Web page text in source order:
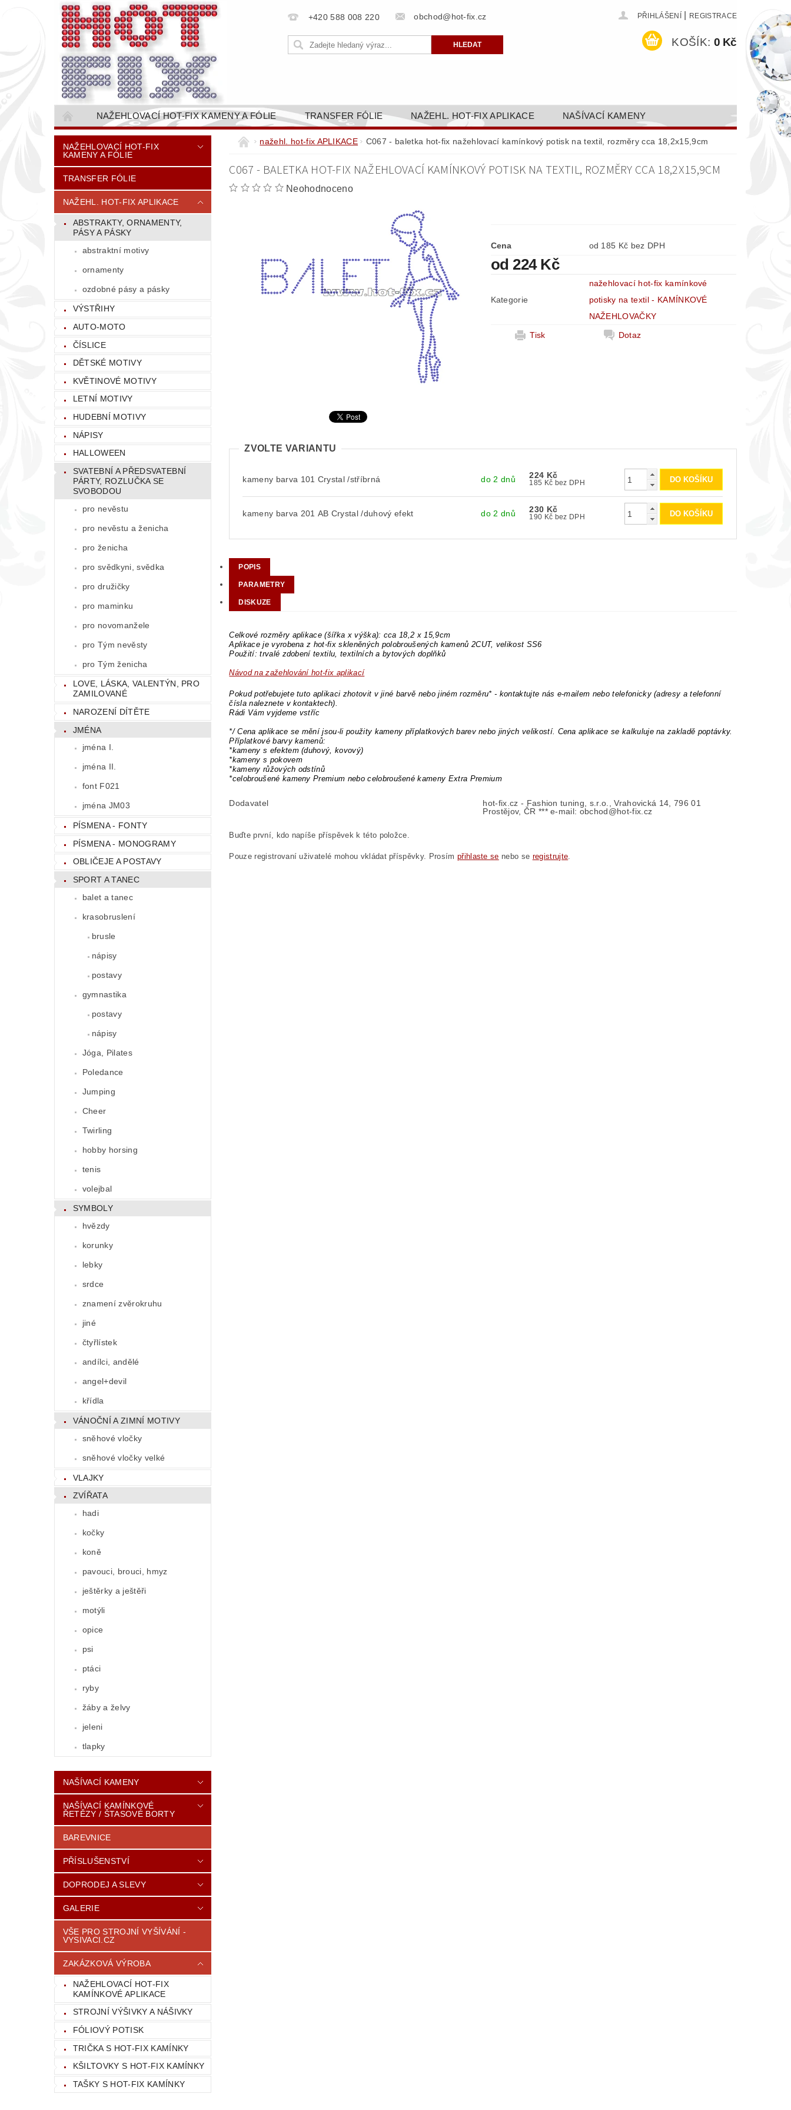
+420 588 008 220 obchod@hot-fix.cz PŘIHLÁŠENÍ REGISTRACE
KOŠÍK: 0 Kč
NAŽEHLOVACÍ HOT-FIX KAMENY A FÓLIE TRANSFER FÓLIE NAŽEHL. HOT-FIX APLIKACE NAŠÍVACÍ KAMENY
NAŠÍVACÍ KAMÍNKOVÉ ŘETĚZY / ŠTASOVÉ BORTY BAREVNICE PŘÍSLUŠENSTVÍ DOPRODEJ A SLEVY GALERIE
VŠE PRO STROJNÍ VYŠÍVÁNÍ - VYSIVACI.CZ
BAREVNICE KAMENŮ
CENÍK DOPRAVY (NÁKLADŮ EXPEDICE) PLATNÝ OD 14. 1.2025
NAŽEHLOVACÍ HOT-FIX
KAMENY A FÓLIE
TRANSFER FÓLIE
NAŽEHL. HOT-FIX APLIKACE
ABSTRAKTY, ORNAMENTY,
PÁSY A PÁSKY
abstraktní motivy
ornamenty
ozdobné pásy a pásky
VÝSTŘIHY
AUTO-MOTO
ČÍSLICE
DĚTSKÉ MOTIVY
KVĚTINOVÉ MOTIVY
LETNÍ MOTIVY
HUDEBNÍ MOTIVY
NÁPISY
HALLOWEEN
SVATEBNÍ A PŘEDSVATEBNÍ
PÁRTY, ROZLUČKA SE
SVOBODOU
pro nevěstu
pro nevěstu a ženicha
pro ženicha
pro svědkyni, svědka
pro družičky
pro maminku
pro novomanžele
pro Tým nevěsty
pro Tým ženicha
LOVE, LÁSKA, VALENTÝN, PRO
ZAMILOVANÉ
NAROZENÍ DÍTĚTE
JMÉNA
jména I.
jména II.
font F021
jména JM03
PÍSMENA - FONTY
PÍSMENA - MONOGRAMY
OBLIČEJE A POSTAVY
SPORT A TANEC
balet a tanec
krasobruslení
brusle
nápisy
postavy
gymnastika
postavy
nápisy
Jóga, Pilates
Poledance
Jumping
Cheer
Twirling
hobby horsing
tenis
volejbal
SYMBOLY
hvězdy
korunky
lebky
srdce
znamení zvěrokruhu
jiné
čtyřlístek
andílci, andělé
angel+devil
křídla
VÁNOČNÍ A ZIMNÍ MOTIVY
sněhové vločky
sněhové vločky velké
VLAJKY
ZVÍŘATA
hadi
kočky
koně
pavouci, brouci, hmyz
ještěrky a ještěři
motýli
opice
psi
ptáci
ryby
žáby a želvy
jeleni
tlapky
NAŠÍVACÍ KAMENY
NAŠÍVACÍ KAMÍNKOVÉ
ŘETĚZY / ŠTASOVÉ BORTY
BAREVNICE
PŘÍSLUŠENSTVÍ
DOPRODEJ A SLEVY
GALERIE
VŠE PRO STROJNÍ VYŠÍVÁNÍ -
VYSIVACI.CZ
ZAKÁZKOVÁ VÝROBA
NAŽEHLOVACÍ HOT-FIX
KAMÍNKOVÉ APLIKACE
STROJNÍ VÝŠIVKY A NÁŠIVKY
FÓLIOVÝ POTISK
TRIČKA S HOT-FIX KAMÍNKY
KŠILTOVKY S HOT-FIX KAMÍNKY
TAŠKY S HOT-FIX KAMÍNKY
nažehl. hot-fix APLIKACE C067 - baletka hot-fix nažehlovací kamínkový potisk na textil, rozměry cca 18,2x15,9cm
C067 - BALETKA HOT-FIX NAŽEHLOVACÍ KAMÍNKOVÝ POTISK NA TEXTIL, ROZMĚRY CCA 18,2X15,9CM
Neohodnoceno
Cena od 185 Kč bez DPH
od 224 Kč
Kategorie
nažehlovací hot-fix kamínkové
potisky na textil - KAMÍNKOVÉ
NAŽEHLOVAČKY
Tisk
Dotaz
ZVOLTE VARIANTU
kameny barva 101 Crystal /stříbrná do 2 dnů 224 Kč
185 Kč bez DPH
kameny barva 201 AB Crystal /duhový efekt do 2 dnů 230 Kč
190 Kč bez DPH
POPIS
PARAMETRY
DISKUZE
Celkové rozměry aplikace (šířka x výška): cca 18,2 x 15,9cm
Aplikace je vyrobena z hot-fix skleněných polobroušených kamenů 2CUT, velikost SS6
Použití: trvalé zdobení textilu, textilních a bytových doplňků
Návod na zažehlování hot-fix aplikací
Pokud potřebujete tuto aplikaci zhotovit v jiné barvě nebo jiném rozměru* - kontaktujte nás e-mailem nebo telefonicky (adresy a telefonní
čísla naleznete v kontaktech).
Rádi Vám vyjdeme vstříc
*/ Cena aplikace se mění jsou-li použity kameny příplatkových barev nebo jiných velikostí. Cena aplikace se kalkuluje na zakladě poptávky.
Příplatkové barvy kamenů:
*kameny s efektem (duhový, kovový)
*kameny s pokovem
*kameny růžových odstínů
*celobroušené kameny Premium nebo celobroušené kameny Extra Premium
Dodavatel
hot-fix.cz - Fashion tuning, s.r.o., Vrahovická 14, 796 01
Prostějov, ČR *** e-mail: obchod@hot-fix.cz
Buďte první, kdo napíše příspěvek k této položce.
Pouze registrovaní uživatelé mohou vkládat příspěvky. Prosím přihlaste se nebo se registrujte.